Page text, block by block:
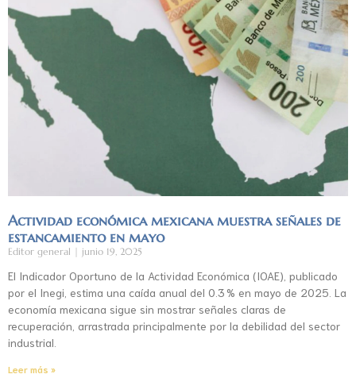
Actividad económica mexicana muestra señales de
estancamiento en mayo
Editor general junio 19, 2025
El Indicador Oportuno de la Actividad Económica (IOAE), publicado
por el Inegi, estima una caída anual del 0.3 % en mayo de 2025. La
economía mexicana sigue sin mostrar señales claras de
recuperación, arrastrada principalmente por la debilidad del sector
industrial.
Leer más »